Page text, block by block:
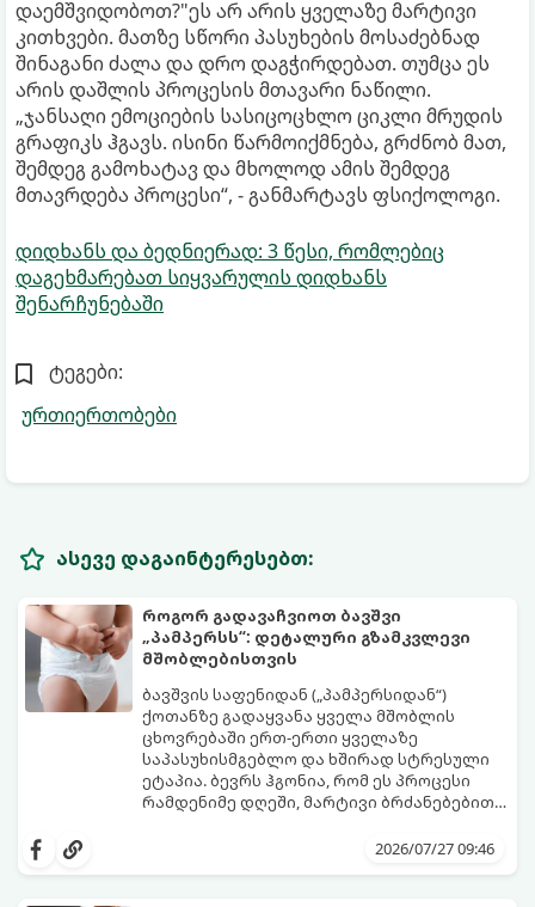
დაემშვიდობოთ?"ეს არ არის ყველაზე მარტივი
კითხვები. მათზე სწორი პასუხების მოსაძებნად
შინაგანი ძალა და დრო დაგჭირდებათ. თუმცა ეს
არის დაშლის პროცესის მთავარი ნაწილი.
„ჯანსაღი ემოციების სასიცოცხლო ციკლი მრუდის
გრაფიკს ჰგავს. ისინი წარმოიქმნება, გრძნობ მათ,
შემდეგ გამოხატავ და მხოლოდ ამის შემდეგ
მთავრდება პროცესი“, - განმარტავს ფსიქოლოგი.
დიდხანს და ბედნიერად: 3 წესი, რომლებიც
დაგეხმარებათ სიყვარულის დიდხანს
შენარჩუნებაში
ტეგები:
ურთიერთობები
ასევე დაგაინტერესებთ:
როგორ გადავაჩვიოთ ბავშვი
„პამპერსს“: დეტალური გზამკვლევი
მშობლებისთვის
ბავშვის საფენიდან („პამპერსიდან“)
ქოთანზე გადაყვანა ყველა მშობლის
ცხოვრებაში ერთ-ერთი ყველაზე
საპასუხისმგებლო და ხშირად სტრესული
ეტაპია. ბევრს ჰგონია, რომ ეს პროცესი
რამდენიმე დღეში, მარტივი ბრძანებებით
ფიზიოლოგიური და ფსიქოლოგიური
როგორ გახადოთ ეს პროცესი2026/07/27 09:46